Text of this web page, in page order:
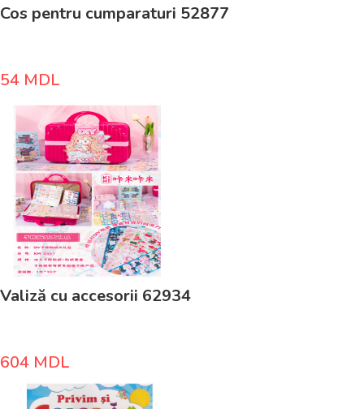
Cos pentru cumparaturi 52877
54 MDL
Valiză cu accesorii 62934
604 MDL